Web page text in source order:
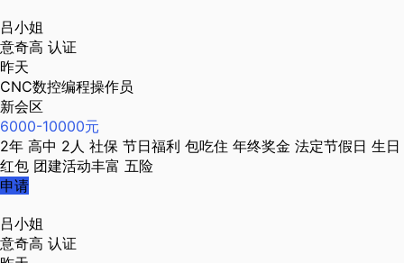
吕小姐
意奇高 认证
昨天
CNC数控编程操作员
新会区
6000-10000元
2年 高中 2人 社保 节日福利 包吃住 年终奖金 法定节假日 生日
红包 团建活动丰富 五险
申请
吕小姐
意奇高 认证